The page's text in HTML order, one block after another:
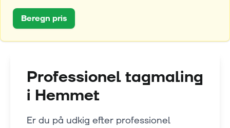
Beregn pris
Professionel tagmaling
i Hemmet
Er du på udkig efter professionel